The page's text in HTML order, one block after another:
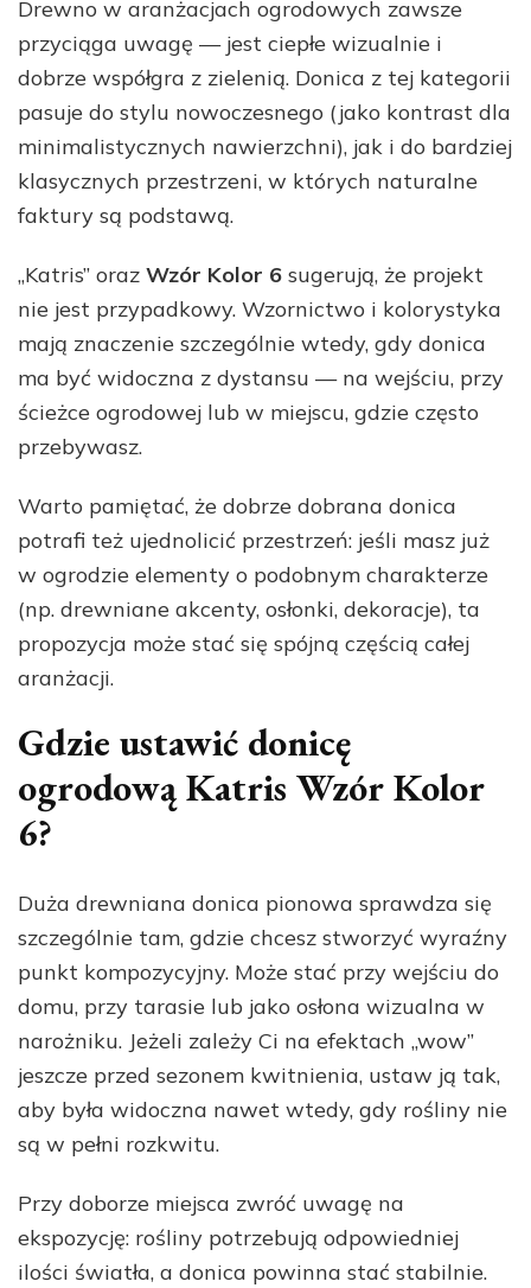
Drewno w aranżacjach ogrodowych zawsze
przyciąga uwagę — jest ciepłe wizualnie i
dobrze współgra z zielenią. Donica z tej kategorii
pasuje do stylu nowoczesnego (jako kontrast dla
minimalistycznych nawierzchni), jak i do bardziej
klasycznych przestrzeni, w których naturalne
faktury są podstawą.
„Katris” oraz Wzór Kolor 6 sugerują, że projekt
nie jest przypadkowy. Wzornictwo i kolorystyka
mają znaczenie szczególnie wtedy, gdy donica
ma być widoczna z dystansu — na wejściu, przy
ścieżce ogrodowej lub w miejscu, gdzie często
przebywasz.
Warto pamiętać, że dobrze dobrana donica
potrafi też ujednolicić przestrzeń: jeśli masz już
w ogrodzie elementy o podobnym charakterze
(np. drewniane akcenty, osłonki, dekoracje), ta
propozycja może stać się spójną częścią całej
aranżacji.
Gdzie ustawić donicę
ogrodową Katris Wzór Kolor
6?
Duża drewniana donica pionowa sprawdza się
szczególnie tam, gdzie chcesz stworzyć wyraźny
punkt kompozycyjny. Może stać przy wejściu do
domu, przy tarasie lub jako osłona wizualna w
narożniku. Jeżeli zależy Ci na efektach „wow”
jeszcze przed sezonem kwitnienia, ustaw ją tak,
aby była widoczna nawet wtedy, gdy rośliny nie
są w pełni rozkwitu.
Przy doborze miejsca zwróć uwagę na
ekspozycję: rośliny potrzebują odpowiedniej
ilości światła, a donica powinna stać stabilnie.